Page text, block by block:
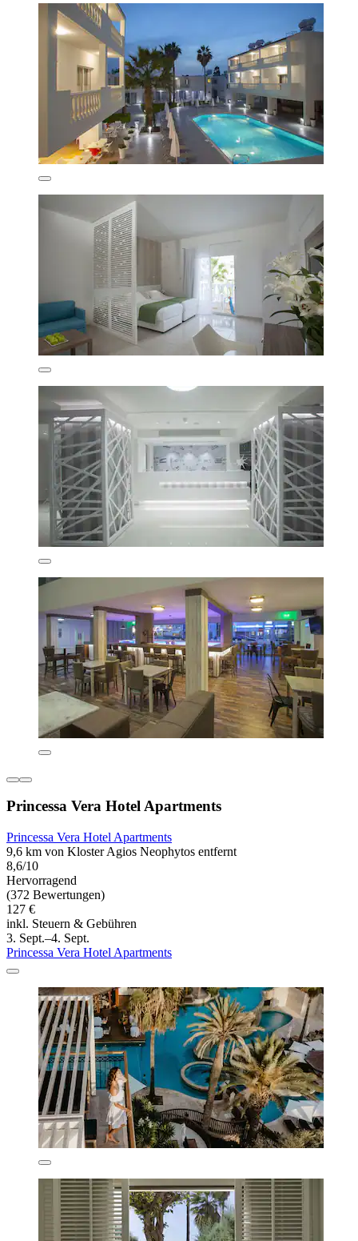
Princessa Vera Hotel Apartments
Princessa Vera Hotel Apartments
9,6 km von Kloster Agios Neophytos entfernt
8,6/10
Hervorragend
(372 Bewertungen)
127 €
inkl. Steuern & Gebühren
3. Sept.–4. Sept.
Princessa Vera Hotel Apartments